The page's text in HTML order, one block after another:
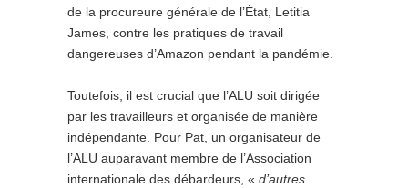
de la procureure générale de l’État, Letitia
James, contre les pratiques de travail
dangereuses d’Amazon pendant la pandémie.
Toutefois, il est crucial que l’ALU soit dirigée
par les travailleurs et organisée de manière
indépendante. Pour Pat, un organisateur de
l’ALU auparavant membre de l’Association
internationale des débardeurs, « d’autres